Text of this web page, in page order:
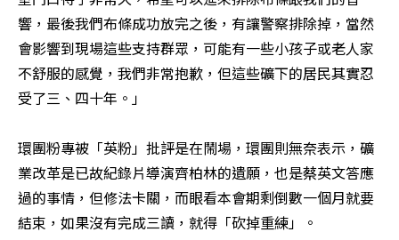
響，最後我們布條成功放完之後，有讓警察排除掉，當然
會影響到現場這些支持群眾，可能有一些小孩子或老人家
不舒服的感覺，我們非常抱歉，但這些礦下的居民其實忍
受了三、四十年。」
環團粉專被「英粉」批評是在鬧場，環團則無奈表示，礦
業改革是已故紀錄片導演齊柏林的遺願，也是蔡英文答應
過的事情，但修法卡關，而眼看本會期剩倒數一個月就要
結束，如果沒有完成三讀，就得「砍掉重練」。